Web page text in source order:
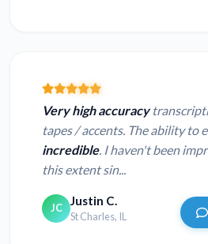
Very high accuracy
tapes / accents. The ability to
incredible. I haven't been
this extent sin...
JC Justin C.
St Charles, IL